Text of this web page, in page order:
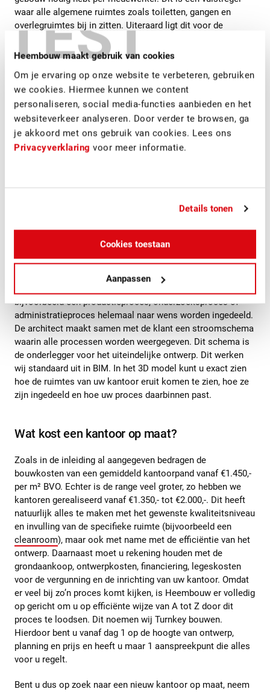
TEST
Heembouw maakt gebruik van cookies
Om je ervaring op onze website te verbeteren, gebruiken
we cookies. Hiermee kunnen we content
personaliseren, social media-functies aanbieden en het
websiteverkeer analyseren. Door verder te browsen, ga
je akkoord met ons gebruik van cookies. Lees ons
Privacyverklaring voor meer informatie.
Details tonen
Cookies toestaan
Aanpassen
waar alle algemene ruimtes zoals toiletten, gangen en
overlegruimtes bij in zitten. Uiteraard ligt dit voor de
specifieke ruimtes wat complexer en zal er soms
bijvoorbeeld een overzicht/ tekening gemaakt moeten
Is een kantoor op maat energiezuinig?
Vanwege de scherpe bouwregelgeving in Nederland dient
elk nieuw te bouwen kantoor in de basis al te worden
Hoe deel ik mijn kantoor in?
Vaak de belangrijkste reden voor een nieuwbouw kantoor is
bijvoorbeeld een productieproces, onderzoeksproces of
administratieproces helemaal naar wens worden ingedeeld.
De architect maakt samen met de klant een stroomschema
waarin alle processen worden weergegeven. Dit schema is
de onderlegger voor het uiteindelijke ontwerp. Dit werken
wij standaard uit in BIM. In het 3D model kunt u exact zien
hoe de ruimtes van uw kantoor eruit komen te zien, hoe ze
zijn ingedeeld en hoe uw proces daarbinnen past.
Wat kost een kantoor op maat?
Zoals in de inleiding al aangegeven bedragen de
bouwkosten van een gemiddeld kantoorpand vanaf €1.450,-
per m² BVO. Echter is de range veel groter, zo hebben we
kantoren gerealiseerd vanaf €1.350,- tot €2.000,-. Dit heeft
natuurlijk alles te maken met het gewenste kwaliteitsniveau
en invulling van de specifieke ruimte (bijvoorbeeld een
cleanroom), maar ook met name met de efficiëntie van het
ontwerp. Daarnaast moet u rekening houden met de
grondaankoop, ontwerpkosten, financiering, legeskosten
voor de vergunning en de inrichting van uw kantoor. Omdat
er veel bij zo’n proces komt kijken, is Heembouw er volledig
op gericht om u op efficiënte wijze van A tot Z door dit
proces te loodsen. Dit noemen wij Turnkey bouwen.
Hierdoor bent u vanaf dag 1 op de hoogte van ontwerp,
planning en prijs en heeft u maar 1 aanspreekpunt die alles
voor u regelt.
Bent u dus op zoek naar een nieuw kantoor op maat, neem